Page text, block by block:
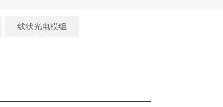
线状光电模组